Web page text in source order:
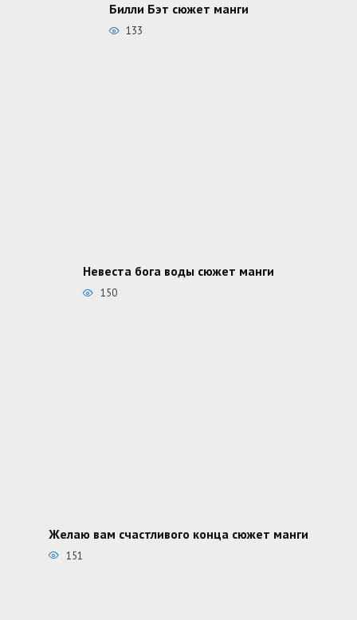
Билли Бэт сюжет манги
133
Невеста бога воды сюжет манги
150
Желаю вам счастливого конца сюжет манги
151